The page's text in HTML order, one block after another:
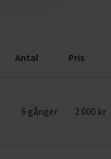
Antal Pris
6 gånger 2 000 kr